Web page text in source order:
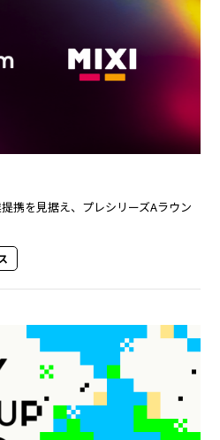
携を見据え、プレシリーズAラウン